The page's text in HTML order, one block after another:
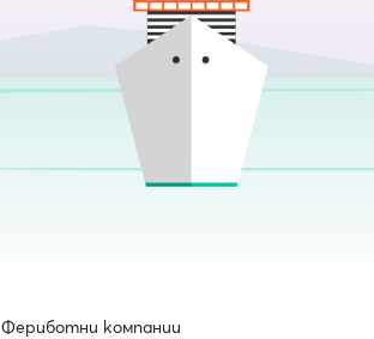
Фериботни компании